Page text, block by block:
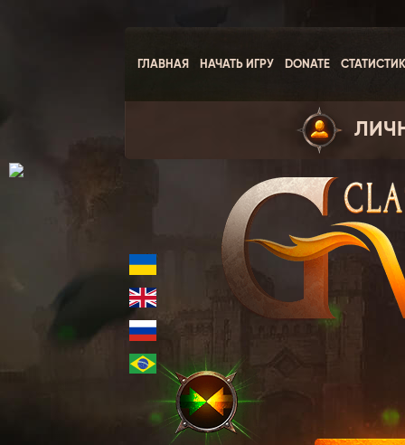
ГЛАВНАЯ НАЧАТЬ ИГРУ DONATE